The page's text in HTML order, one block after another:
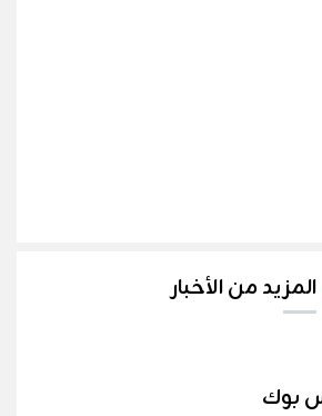
المزيد من الأخبار
بوك